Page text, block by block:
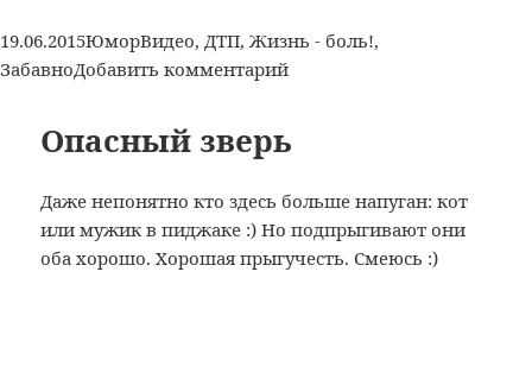
Опубликовано
19.06.2015Рубрики
ЮморМетки
Видео, ДТП, Жизнь - боль!,
ЗабавноДобавить комментарийк
троллейбус
пара
идиотов
:)
Опасный зверь
Даже непонятно кто здесь больше напуган: кот
или мужик в пиджаке :) Но подпрыгивают они
оба хорошо. Хорошая прыгучесть. Смеюсь :)